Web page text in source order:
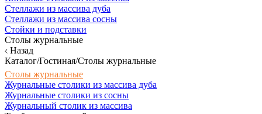
Стеллажи из массива дуба
Стеллажи из массива сосны
Стойки и подставки
Столы журнальные
Назад
Каталог/Гостиная/Столы журнальные
Столы журнальные
Журнальные столики из массива дуба
Журнальные столики из сосны
Журнальный столик из массива